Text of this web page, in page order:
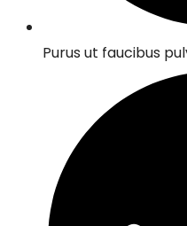
Purus ut faucibus